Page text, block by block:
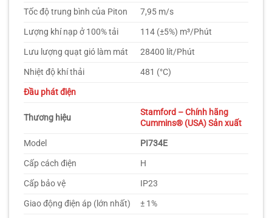
Tốc độ trung bình của Piton
7,95 m/s
Lượng khí nạp ở 100% tải
114 (±5%) m³/Phút
Lưu lượng quạt gió làm mát
28400 lít/Phút
Nhiệt độ khí thải
481 (°C)
Đầu phát điện
Thương hiệu
Stamford – Chính hãng
Cummins® (USA) Sản xuất
Model
PI734E
Cấp cách điện
H
Cấp bảo vệ
IP23
Giao động điện áp (lớn nhất)
± 1%